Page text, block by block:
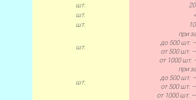
шт.
шт.
шт.
шт.
при
до 500 шт.
от 500 шт.
от 1000 шт.
шт.
при
до 500 шт.
от 500 шт.
от 1000 шт.